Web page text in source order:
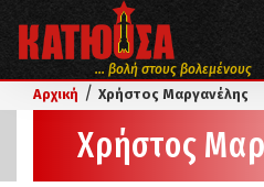
... βολή στους βολεμένους
Αρχική / Χρήστος Μαργανέλης
Χρήστος